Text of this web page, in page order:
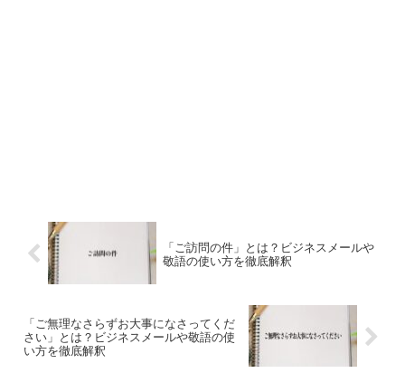
「ご訪問の件」とは？ビジネスメールや
敬語の使い方を徹底解釈
「ご無理なさらずお大事になさってくだ
さい」とは？ビジネスメールや敬語の使
い方を徹底解釈